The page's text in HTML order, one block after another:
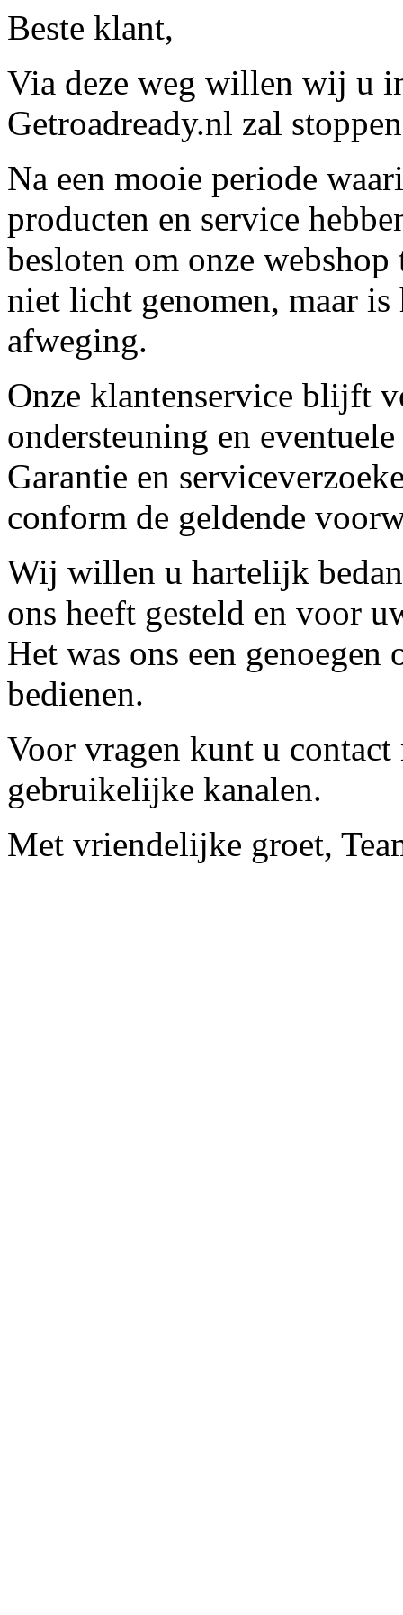
Beste klant,
Via deze weg willen wij u
Getroadready.nl zal
Na een mooie periode
producten en service
besloten om onze
niet licht genomen, maar
afweging.
Onze klantenservice blijft
ondersteuning en
Garantie en
conform de geldende
Wij willen u hartelijk
ons heeft gesteld en voor
Het was ons een
bedienen.
Voor vragen kunt u contact
gebruikelijke kanalen.
Met vriendelijke groet,